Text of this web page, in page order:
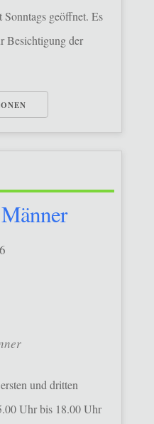
geöffnet. Es
Besichtigung der
und dritten
Uhr bis 18.00 Uhr